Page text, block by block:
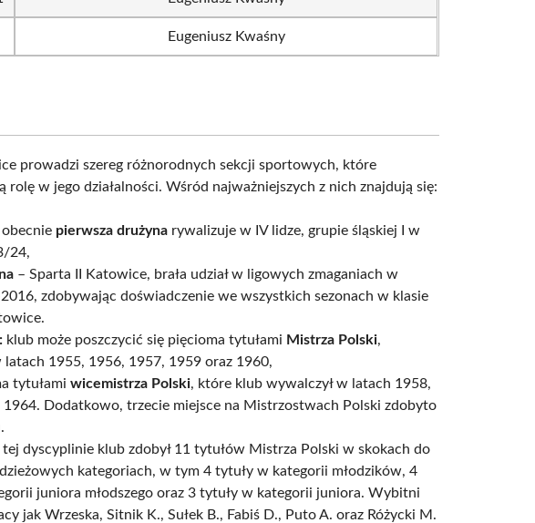
Eugeniusz Kwaśny
prowadzi szereg różnorodnych sekcji sportowych, które
rolę w jego działalności. Wśród najważniejszych z nich znajdują się:
obecnie pierwsza drużyna rywalizuje w IV lidze, grupie śląskiej I w
24,
– Sparta II Katowice, brała udział w ligowych zmaganiach w
zdobywając doświadczenie we wszystkich sezonach w klasie
klub może poszczycić się pięcioma tytułami Mistrza Polski,
1955, 1956, 1957, 1959 oraz 1960,
tytułamiwicemistrza Polski, które klub wywalczył w latach 1958,
1964. Dodatkowo, trzecie miejsce na Mistrzostwach Polski zdobyto
dyscyplinie klub zdobył 11 tytułów Mistrza Polski w skokach do
kategoriach, w tym 4 tytuły w kategorii młodzików, 4
juniora młodszego oraz 3 tytuły w kategorii juniora. Wybitni
jak Wrzeska, Sitnik K., Sułek B., Fabiś D., Puto A. oraz Różycki M.